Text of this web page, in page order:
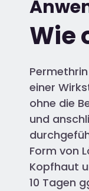
Wie
einer
ohne die
und
Form von
Kopfhaut
10 Tagen